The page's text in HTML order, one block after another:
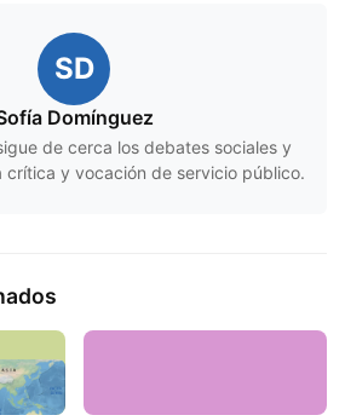
SD
Domínguez
de cerca los debates sociales y
crítica y vocación de servicio público.